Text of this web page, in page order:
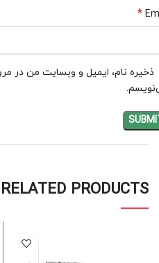
*
ذخیره نام، ایمیل و وبسایت من در
RELATED PRODUCTS